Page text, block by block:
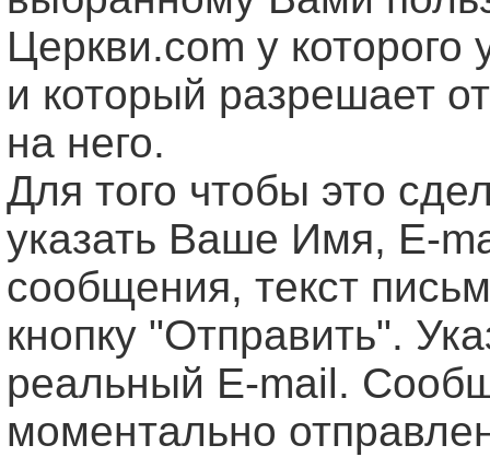
Церкви.com у которого
и который разрешает
на него.
Для того чтобы это
указать Ваше Имя, Е-
сообщения, текст
кнопку "Отправить".
реальный E-mail.
моментально